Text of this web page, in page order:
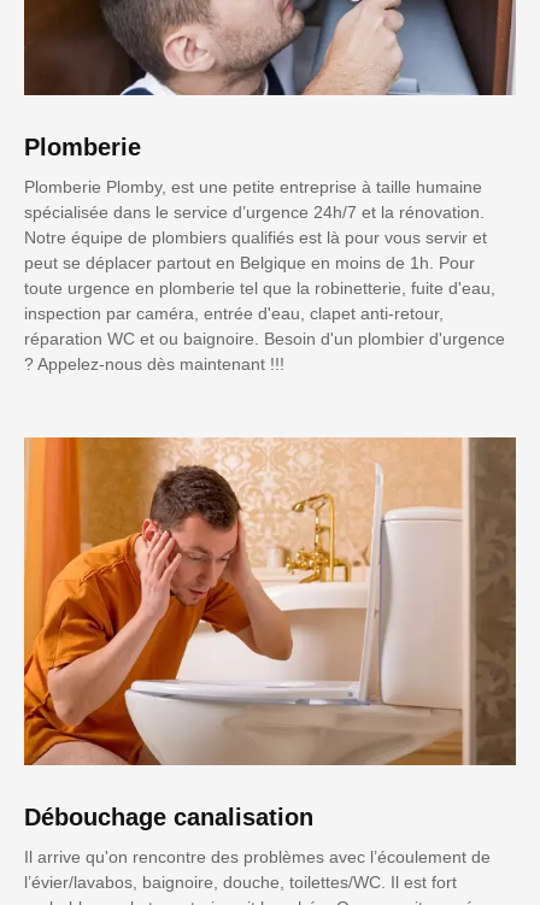
Plomberie
Plomberie Plomby, est une petite entreprise à taille humaine
spécialisée dans le service d’urgence 24h/7 et la rénovation.
Notre équipe de plombiers qualifiés est là pour vous servir et
peut se déplacer partout en Belgique en moins de 1h. Pour
toute urgence en plomberie tel que la robinetterie, fuite d'eau,
inspection par caméra, entrée d'eau, clapet anti-retour,
réparation WC et ou baignoire. Besoin d'un plombier d'urgence
? Appelez-nous dès maintenant !!!
Débouchage canalisation
Il arrive qu'on rencontre des problèmes avec l’écoulement de
l’évier/lavabos, baignoire, douche, toilettes/WC. Il est fort